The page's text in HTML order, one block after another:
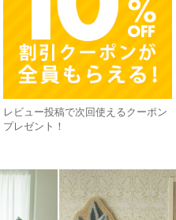
レビュー投稿で次回使えるクーポン
プレゼント！